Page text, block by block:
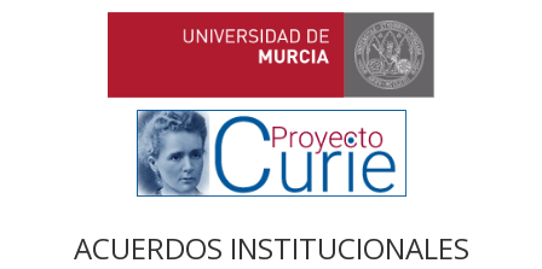
ACUERDOS INSTITUCIONALES